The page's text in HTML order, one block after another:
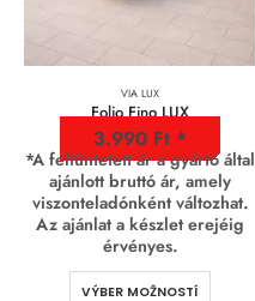
VIA LUX
Folio Fino LUX
3.990 Ft
*A feltüntetett ár a gyártó által
ajánlott bruttó ár, amely
viszonteladónként változhat.
Az ajánlat a készlet erejéig
érvényes.
VÝBER MOŽNOSTÍ